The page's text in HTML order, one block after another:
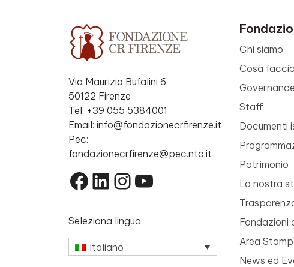
Via Maurizio Bufalini 6
50122 Firenze
Tel. +39 055 5384001
Email: info@fondazionecrfirenze.it
Pec:
fondazionecrfirenze@pec.ntc.it
Facebook
LinkedIn
Instagram
YouTube
Seleziona lingua
Italiano
Chi siamo
Cosa
Governance
Staff
Documenti
Patrimonio
La nostra
Fondazioni
Area
News ed